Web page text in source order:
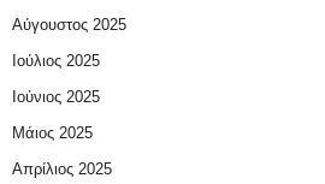
Αύγουστος 2025
Ιούλιος 2025
Ιούνιος 2025
Μάιος 2025
Απρίλιος 2025